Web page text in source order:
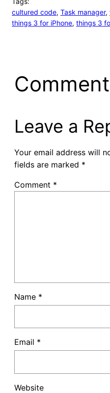
cultured code, Task manager,
things 3 for iPhone, things 3
Leave a
Your email address will
fields are marked *
Comment *
Name *
Email *
Website